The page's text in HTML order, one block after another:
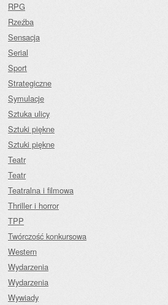
RPG
Rzeźba
Sensacja
Serial
Sport
Strategiczne
Symulacje
Sztuka ulicy
Sztuki piękne
Sztuki piękne
Teatr
Teatr
Teatralna i filmowa
Thriller i horror
TPP
Twórczość konkursowa
Western
Wydarzenia
Wydarzenia
Wywiady